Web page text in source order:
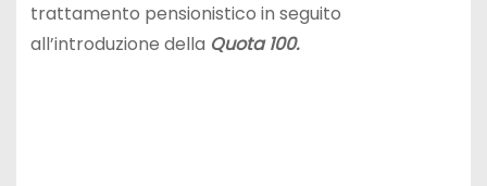
trattamento pensionistico in seguito
all’introduzione della Quota 100.